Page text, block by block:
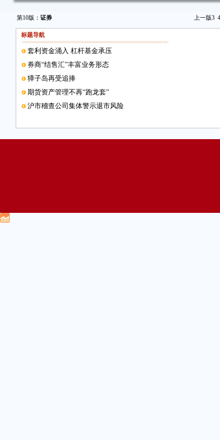
第10版： 证券 上一版3 4
标题导航
套利资金涌入 杠杆基金承压
券商“结售汇”丰富业务形态
獐子岛再受追捧
期货资产管理不再“跑龙套”
沪市稽查公司集体警示退市风险